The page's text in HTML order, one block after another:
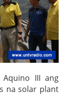
Aquino III ang
na solar plant